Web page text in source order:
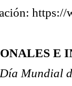
https://
E
Día Mundial